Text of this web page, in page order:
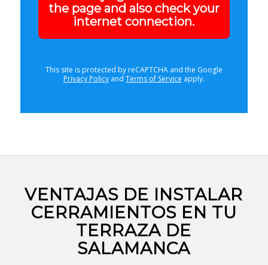
the page and also check your
internet connection.
This site is protected by reCAPTCHA and the Google
Privacy Policyand Terms of Service apply.
VENTAJAS DE INSTALAR
CERRAMIENTOS EN TU
TERRAZA DE
SALAMANCA